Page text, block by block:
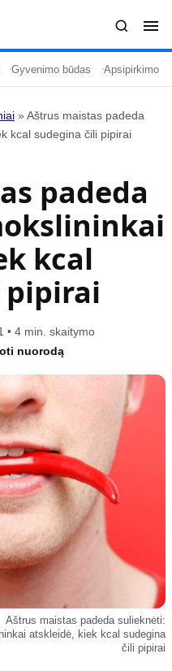
Technologijos
būdas
mada
Tėvai ir vaikai
taisymo politika
sąlygos
politika
politika
politika
Gyvenimo būdas Apsipirkimo
» Aštrus maistas padeda
kcal sudegina čili pipirai
padeda
kcal
pipirai
• 4 min. skaitymo
nuorodą
Aštrus maistas padeda sulieknėti:
atskleidė, kiek kcal sudegina
čili pipirai